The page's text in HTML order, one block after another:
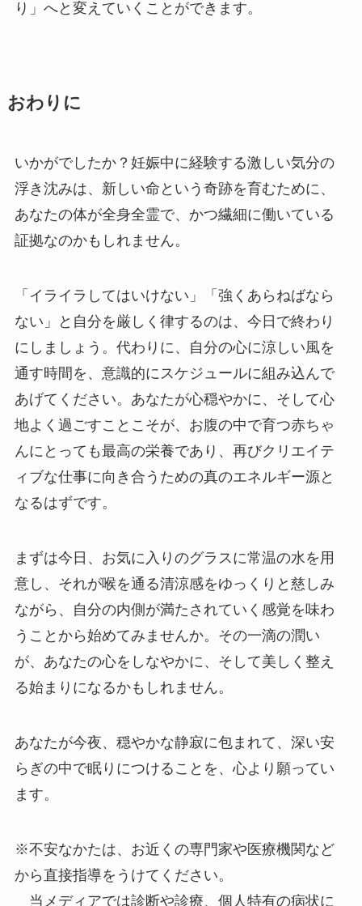
り」へと変えていくことができます。
おわりに
いかがでしたか？妊娠中に経験する激しい気分の
浮き沈みは、新しい命という奇跡を育むために、
あなたの体が全身全霊で、かつ繊細に働いている
証拠なのかもしれません。
「イライラしてはいけない」「強くあらねばなら
ない」と自分を厳しく律するのは、今日で終わり
にしましょう。代わりに、自分の心に涼しい風を
通す時間を、意識的にスケジュールに組み込んで
あげてください。あなたが心穏やかに、そして心
地よく過ごすことこそが、お腹の中で育つ赤ちゃ
んにとっても最高の栄養であり、再びクリエイテ
ィブな仕事に向き合うための真のエネルギー源と
なるはずです。
まずは今日、お気に入りのグラスに常温の水を用
意し、それが喉を通る清涼感をゆっくりと慈しみ
ながら、自分の内側が満たされていく感覚を味わ
うことから始めてみませんか。その一滴の潤い
が、あなたの心をしなやかに、そして美しく整え
る始まりになるかもしれません。
あなたが今夜、穏やかな静寂に包まれて、深い安
らぎの中で眠りにつけることを、心より願ってい
ます。
※不安なかたは、お近くの専門家や医療機関など
から直接指導をうけてください。
当メディアでは診断や診療、個人特有の病状に